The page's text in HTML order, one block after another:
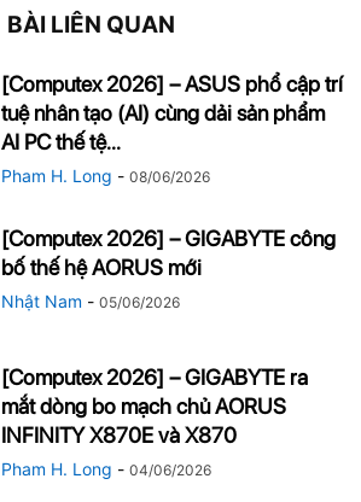
BÀI LIÊN QUAN
[Computex 2026] – ASUS phổ cập trí
tuệ nhân tạo (AI) cùng dải sản phẩm
AI PC thế tệ...
Pham H. Long - 08/06/2026
[Computex 2026] – GIGABYTE công
bố thế hệ AORUS mới
Nhật Nam - 05/06/2026
[Computex 2026] – GIGABYTE ra
mắt dòng bo mạch chủ AORUS
INFINITY X870E và X870
Pham H. Long - 04/06/2026